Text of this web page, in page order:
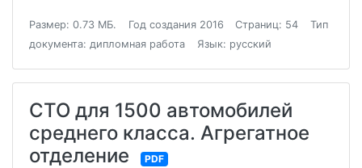
Размер: 0.73 МБ. Год создания 2016 Страниц: 54
Тип
документа: дипломная работа
Язык: русский
СТО для 1500 автомобилей
среднего класса. Агрегатное
отделение
PDF